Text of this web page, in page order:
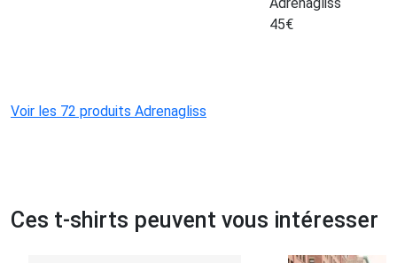
45€
Voir les 72 produits Adrenagliss
Ces t-shirts peuvent vous intéresser